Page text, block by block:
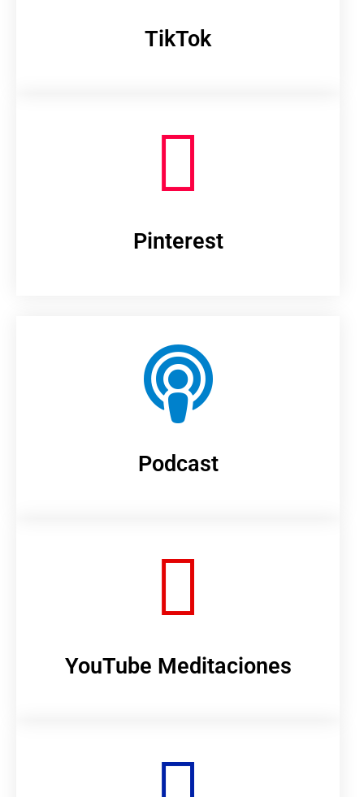
TikTok
Pinterest
Podcast
YouTube Meditaciones